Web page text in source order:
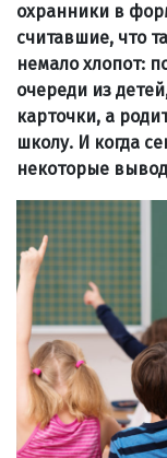
охранники в
считавшие, что
немало хлопот:
очереди из
карточки, а
школу. И когда
некоторые